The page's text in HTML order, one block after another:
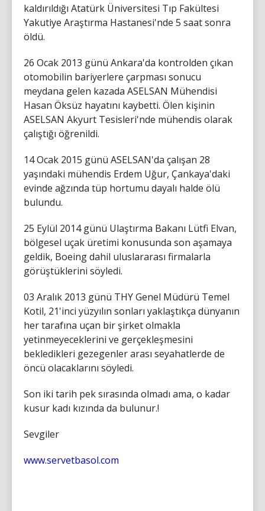
kaldırıldığı Atatürk Üniversitesi Tıp Fakültesi
Yakutiye Araştırma Hastanesi'nde 5 saat sonra
öldü.
26 Ocak 2013 günü Ankara'da kontrolden çıkan
otomobilin bariyerlere çarpması sonucu
meydana gelen kazada ASELSAN Mühendisi
Hasan Öksüz hayatını kaybetti. Ölen kişinin
ASELSAN Akyurt Tesisleri'nde mühendis olarak
çalıştığı öğrenildi.
14 Ocak 2015 günü ASELSAN'da çalışan 28
yaşındaki mühendis Erdem Uğur, Çankaya'daki
evinde ağzında tüp hortumu dayalı halde ölü
bulundu.
25 Eylül 2014 günü Ulaştırma Bakanı Lütfi Elvan,
bölgesel uçak üretimi konusunda son aşamaya
geldik, Boeing dahil uluslararası firmalarla
görüştüklerini söyledi.
03 Aralık 2013 günü THY Genel Müdürü Temel
Kotil, 21'inci yüzyılın sonları yaklaştıkça dünyanın
her tarafına uçan bir şirket olmakla
yetinmeyeceklerini ve gerçekleşmesini
bekledikleri gezegenler arası seyahatlerde de
öncü olacaklarını söyledi.
Son iki tarih pek sırasında olmadı ama, o kadar
kusur kadı kızında da bulunur.!
Sevgiler
www.servetbasol.com